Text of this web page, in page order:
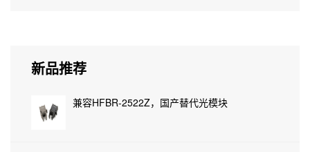
新品推荐
兼容HFBR-2522Z，国产替代光模块